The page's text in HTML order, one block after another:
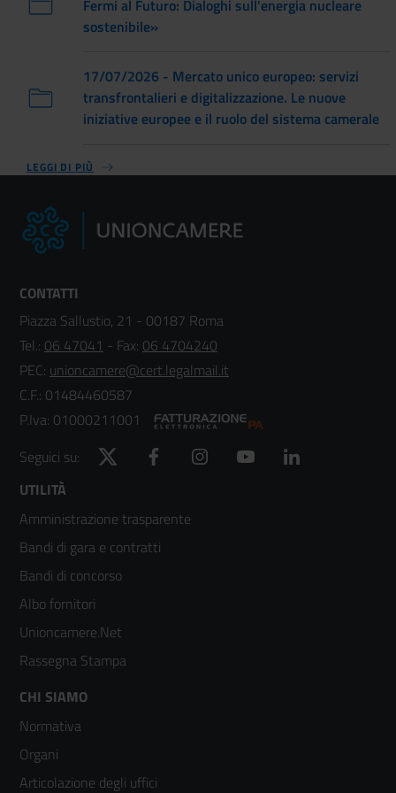
Fermi al Futuro: Dialoghi sull'energia nucleare
sostenibile»
17/07/2026 - Mercato unico europeo: servizi
transfrontalieri e digitalizzazione. Le nuove
iniziative europee e il ruolo del sistema camerale
LEGGI DI PIÙ
CONTATTI
Piazza Sallustio, 21 - 00187 Roma
Tel.: 06 47041 - Fax: 06 4704240
PEC: unioncamere@cert.legalmail.it
C.F.: 01484460587
P.Iva: 01000211001
Seguici su:
Twitter Facebook Instagram YouTube
Footer
menù
colonna
2
UTILITÀ
Amministrazione trasparente
Bandi di gara e contratti
Bandi di concorso
Albo fornitori
Unioncamere.Net
Rassegna Stampa
Footer
menù
colonna
CHI SIAMO
Normativa
Organi
Articolazione degli uffici